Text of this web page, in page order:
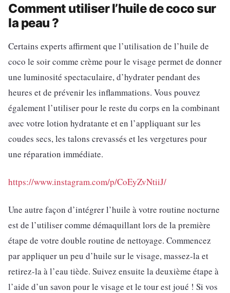
Comment utiliser l’huile de coco sur
la peau ?
Certains experts affirment que l’utilisation de l’huile de
coco le soir comme crème pour le visage permet de donner
une luminosité spectaculaire, d’hydrater pendant des
heures et de prévenir les inflammations. Vous pouvez
également l’utiliser pour le reste du corps en la combinant
avec votre lotion hydratante et en l’appliquant sur les
coudes secs, les talons crevassés et les vergetures pour
une réparation immédiate.
https://www.instagram.com/p/CoEyZvNtiiJ/
Une autre façon d’intégrer l’huile à votre routine nocturne
est de l’utiliser comme démaquillant lors de la première
étape de votre double routine de nettoyage. Commencez
par appliquer un peu d’huile sur le visage, massez-la et
retirez-la à l’eau tiède. Suivez ensuite la deuxième étape à
l’aide d’un savon pour le visage et le tour est joué ! Si vos